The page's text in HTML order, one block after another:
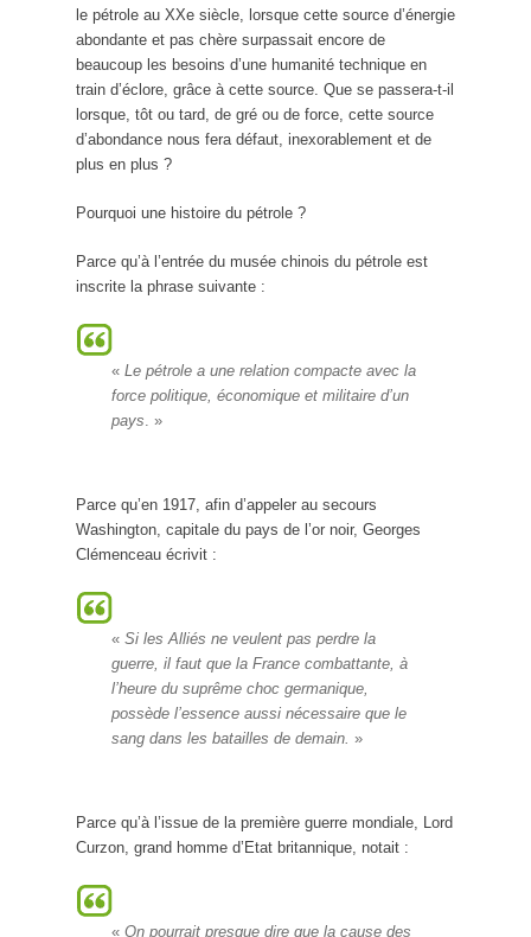
le pétrole au XXe siècle, lorsque cette source d’énergie
abondante et pas chère surpassait encore de
beaucoup les besoins d’une humanité technique en
train d’éclore, grâce à cette source. Que se passera-t-il
lorsque, tôt ou tard, de gré ou de force, cette source
d’abondance nous fera défaut, inexorablement et de
plus en plus ?
Pourquoi une histoire du pétrole ?
Parce qu’à l’entrée du musée chinois du pétrole est
inscrite la phrase suivante :
« Le pétrole a une relation compacte avec la
force politique, économique et militaire d’un
pays . »
Parce qu’en 1917, afin d’appeler au secours
Washington, capitale du pays de l’or noir, Georges
Clémenceau écrivit :
« Si les Alliés ne veulent pas perdre la
guerre, il faut que la France combattante, à
l’heure du suprême choc germanique,
possède l’essence aussi nécessaire que le
sang dans les batailles de demain. »
Parce qu’à l’issue de la première guerre mondiale, Lord
Curzon, grand homme d’Etat britannique, notait :
« On pourrait presque dire que la cause des